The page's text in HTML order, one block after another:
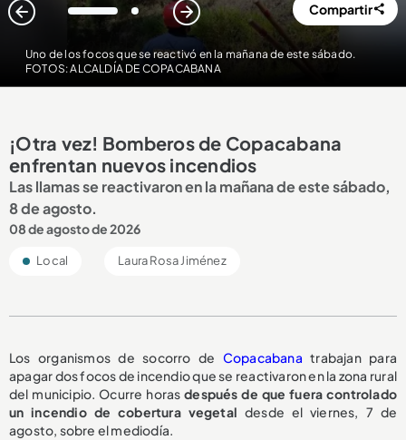
Uno de los focos que se reactivó en la mañana de este sábado.
FOTOS: ALCALDÍA DE COPACABANA
1 2 Compartir
¡Otra vez! Bomberos de Copacabana
enfrentan nuevos incendios
Las llamas se reactivaron en la mañana de este sábado,
8 de agosto.
08 de agosto de 2026
Local Laura Rosa Jiménez
Los organismos de socorro de Copacabana trabajan para
apagar dos focos de incendio que se reactivaron en la zona rural
del municipio. Ocurre horasdespués de que fuera controlado
un incendio de cobertura vegetal desde el viernes, 7 de
agosto, sobre el mediodía.